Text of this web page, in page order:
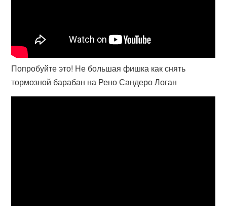
Попробуйте это! Не большая фишка как снять
тормозной барабан на Рено Сандеро Логан